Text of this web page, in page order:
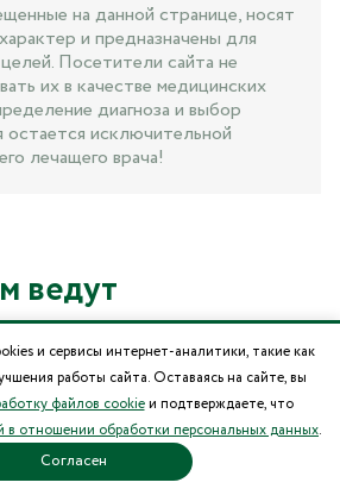
на данной странице, носят
и предназначены для
Посетители сайта не
их в качестве медицинских
диагноза и выбор
остается исключительной
лечащего врача!
ведут
Александр
рефлексотерапевт
и сервисы интернет-аналитики, такие как
работы сайта. Оставаясь на сайте, вы
файлов cookieи подтверждаете, что
в отношении обработки персональных данных.
Согласен